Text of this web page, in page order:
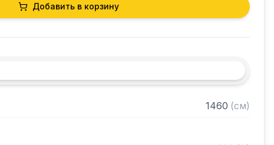
стали марки AISI 304 толщиной 1,2мм
8мм, Г-образная
17,3Вт
Добавить в корзину
1460 (см)